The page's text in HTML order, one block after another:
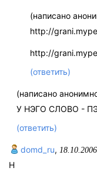
(написано
http://
http://
(ответить)
(написано
У НЭГО СЛОВО -
(ответить)
domd_ru,
Н